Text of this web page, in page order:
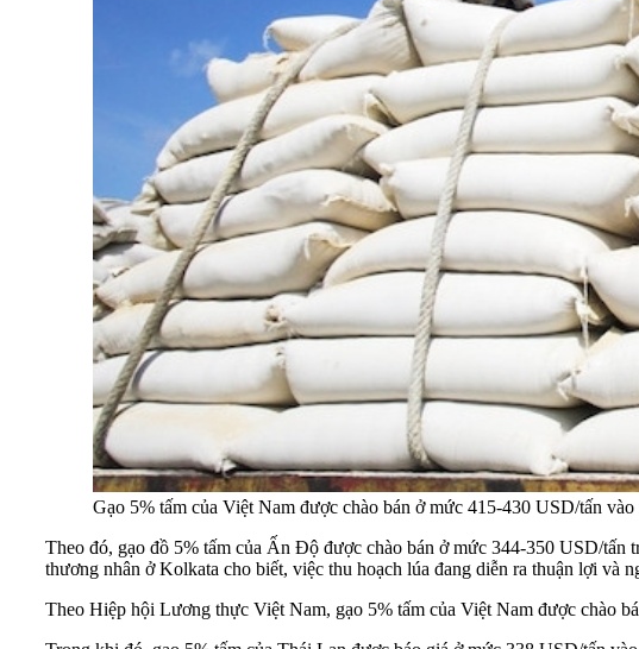
Gạo 5% tấm của Việt Nam được chào bán ở mức 415-430 USD/tấn
Theo đó, gạo đồ 5% tấm của Ấn Độ được chào bán ở mức 344-350 USD/
thương nhân ở Kolkata cho biết, việc thu hoạch lúa đang diễn ra thuận lợi và
Theo Hiệp hội Lương thực Việt Nam, gạo 5% tấm của Việt Nam được chào